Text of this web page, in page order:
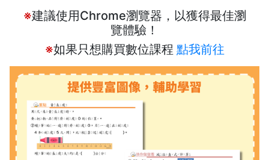
※建議使用Chrome瀏覽器，以獲得最佳瀏
覽體驗！
※如果只想購買數位課程 點我前往